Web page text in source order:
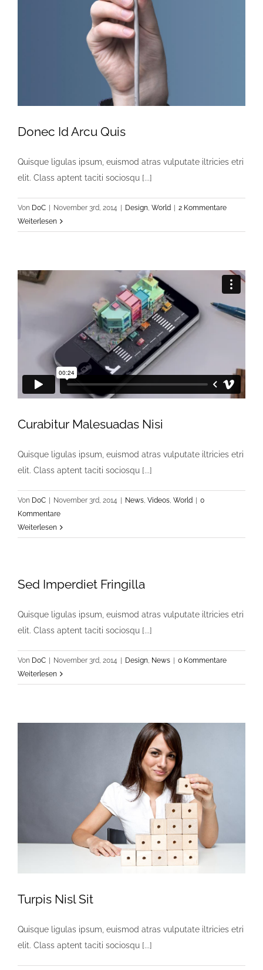
Donec Id Arcu Quis
Quisque ligulas ipsum, euismod atras vulputate iltricies etri
elit. Class aptent taciti sociosqu [...]
Von DoC November 3rd, 2014 Design, World
2 Kommentare
Weiterlesen
Curabitur Malesuadas Nisi
Quisque ligulas ipsum, euismod atras vulputate iltricies etri
elit. Class aptent taciti sociosqu [...]
Von DoC November 3rd, 2014 News, Videos, World
0
Kommentare
Weiterlesen
Sed Imperdiet Fringilla
Quisque ligulas ipsum, euismod atras vulputate iltricies etri
elit. Class aptent taciti sociosqu [...]
Von DoC November 3rd, 2014 Design, News
0 Kommentare
Weiterlesen
Turpis Nisl Sit
Quisque ligulas ipsum, euismod atras vulputate iltricies etri
elit. Class aptent taciti sociosqu [...]